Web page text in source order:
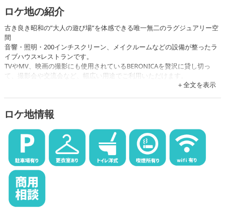
ロケ地の紹介
全文を表示
古き良き昭和の”大人の遊び場”を体感できる唯一無二のラグジュアリー空
間
音響・照明・200インチスクリーン、メイクルームなどの設備が整ったラ
イブハウス×レストランです。
TVやMV、映画の撮影にも使用されているBERONICAを贅沢に貸し切っ
て、撮影会や交流会など、幅広い用途でご利用いただけます。
ロケ地情報